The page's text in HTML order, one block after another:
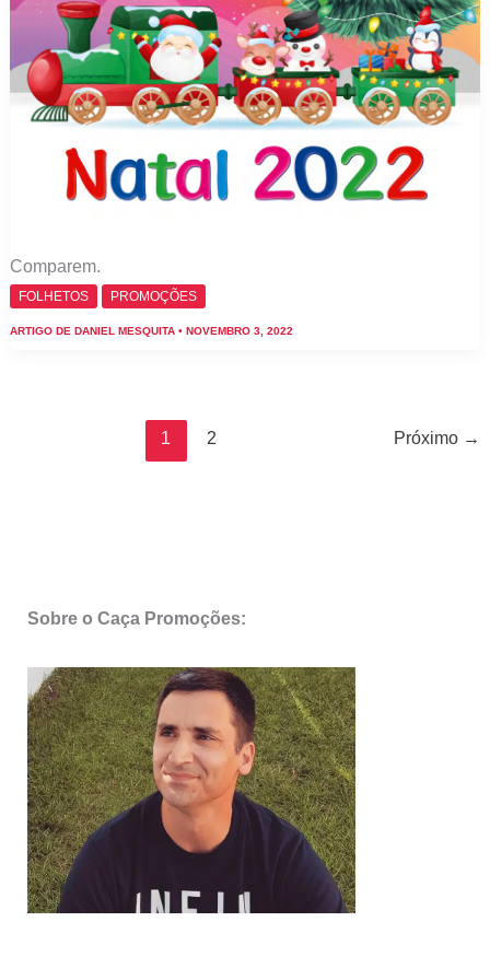
Comparem.
FOLHETOS PROMOÇÕES
ARTIGO DE DANIEL MESQUITA • NOVEMBRO 3, 2022
1 2 Próximo →
Sobre o Caça Promoções: